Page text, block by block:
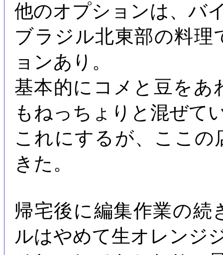
他のオプションは、バ
ブラジル北東部の料
ョンあり。
基本的にコメと豆をあ
もねっちょりと混ぜて
これにするが、ここ
きた。
帰宅後に編集作業の
ルはやめて生オレンジ